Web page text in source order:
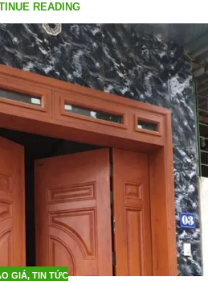
READING
GIÁ, TIN TỨC